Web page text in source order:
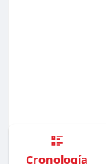
Cronología